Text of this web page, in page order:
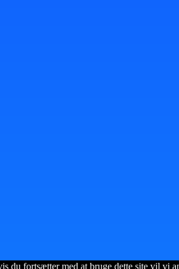
fortsætter med at bruge dette site vil vi